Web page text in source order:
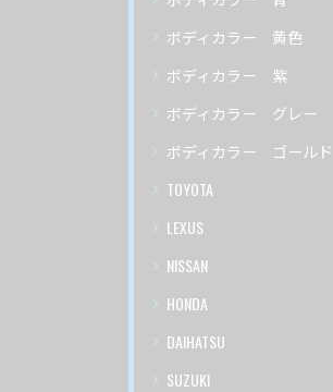
ボディカラー 黄色
ボディカラー 紫
ボディカラー グレー
ボディカラー ゴールド
TOYOTA
LEXUS
NISSAN
HONDA
DAIHATSU
SUZUKI